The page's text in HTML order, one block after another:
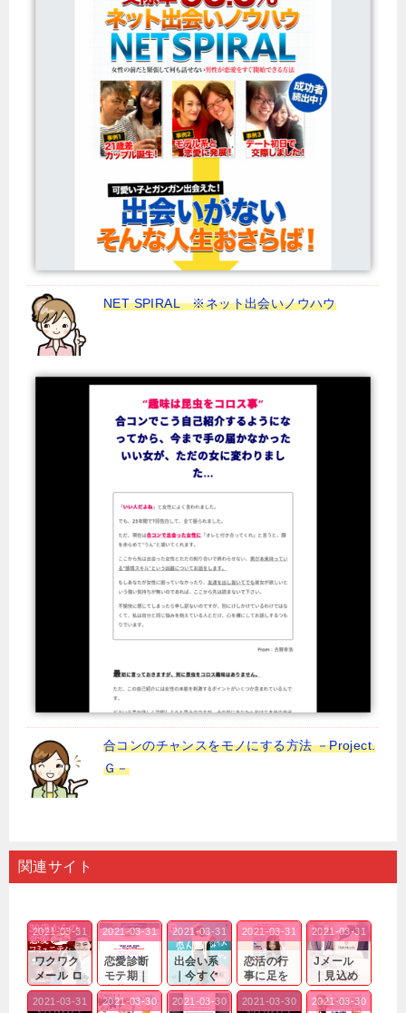
NET SPIRAL ※ネット出会いノウハウ
合コンのチャンスをモノにする方法 －Project.
Ｇ－
関連サイト
ワクワク
メール ロ
グイン pc
｜心の底
2021-03-31
恋愛診断
モテ期｜
老若男女
問わ
2021-03-31
出会い系
｜今すぐ
仲良くな
れる相手
2021-03-31
恋活の行
事に足を
運んでも
出会いの
2021-03-31
Jメール
｜見込め
る効果が
確実なも
2021-03-31
2021-03-31 2021-03-30 2021-03-30 2021-03-30 2021-03-30